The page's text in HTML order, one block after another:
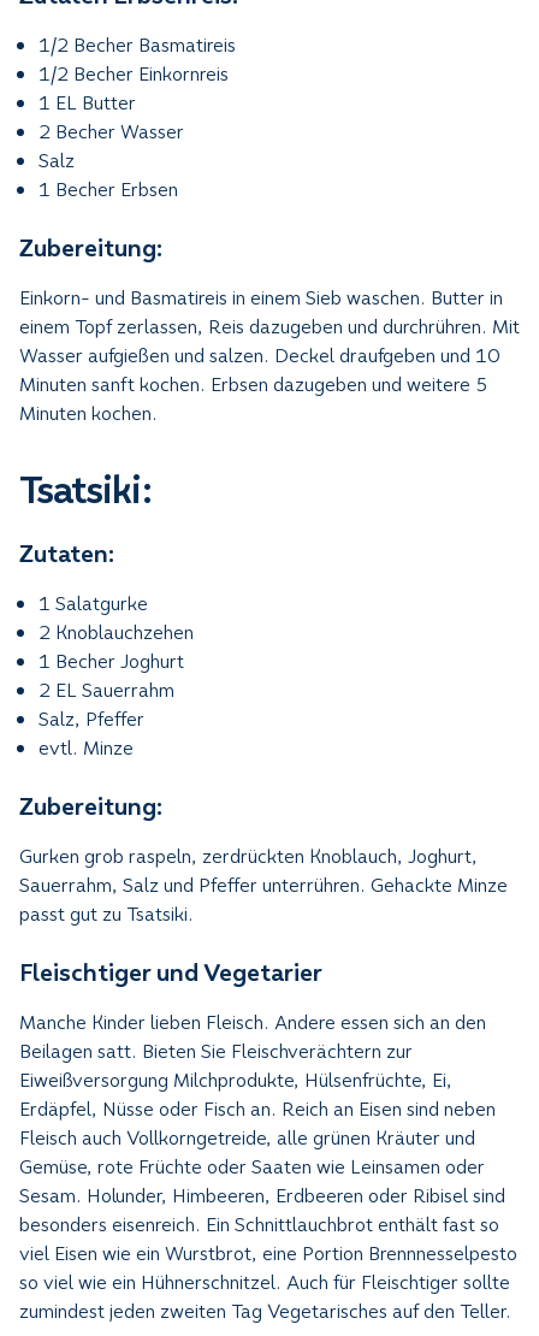
1/2 Becher Basmatireis
1/2 Becher Einkornreis
1 EL Butter
2 Becher Wasser
Salz
1 Becher Erbsen
Zubereitung:
Einkorn- und Basmatireis in einem Sieb waschen. Butter in
einem Topf zerlassen, Reis dazugeben und durchrühren. Mit
Wasser aufgießen und salzen. Deckel draufgeben und 10
Minuten sanft kochen. Erbsen dazugeben und weitere 5
Minuten kochen.
Tsatsiki:
Zutaten:
1 Salatgurke
2 Knoblauchzehen
1 Becher Joghurt
2 EL Sauerrahm
Salz, Pfeffer
evtl. Minze
Zubereitung:
Gurken grob raspeln, zerdrückten Knoblauch, Joghurt,
Sauerrahm, Salz und Pfeffer unterrühren. Gehackte Minze
passt gut zu Tsatsiki.
Fleischtiger und Vegetarier
Manche Kinder lieben Fleisch. Andere essen sich an den
Beilagen satt. Bieten Sie Fleischverächtern zur
Eiweißversorgung Milchprodukte, Hülsenfrüchte, Ei,
Erdäpfel, Nüsse oder Fisch an. Reich an Eisen sind neben
Fleisch auch Vollkorngetreide, alle grünen Kräuter und
Gemüse, rote Früchte oder Saaten wie Leinsamen oder
Sesam. Holunder, Himbeeren, Erdbeeren oder Ribisel sind
besonders eisenreich. Ein Schnittlauchbrot enthält fast so
viel Eisen wie ein Wurstbrot, eine Portion Brennnesselpesto
so viel wie ein Hühnerschnitzel. Auch für Fleischtiger sollte
zumindest jeden zweiten Tag Vegetarisches auf den Teller.